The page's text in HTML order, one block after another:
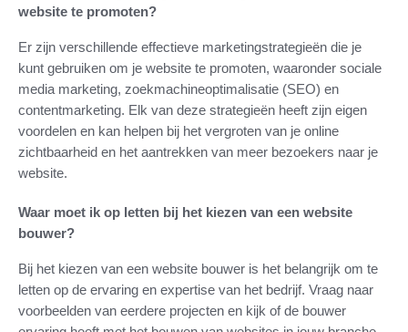
website te promoten?
Er zijn verschillende effectieve marketingstrategieën die je
kunt gebruiken om je website te promoten, waaronder sociale
media marketing, zoekmachineoptimalisatie (SEO) en
contentmarketing. Elk van deze strategieën heeft zijn eigen
voordelen en kan helpen bij het vergroten van je online
zichtbaarheid en het aantrekken van meer bezoekers naar je
website.
Waar moet ik op letten bij het kiezen van een website
bouwer?
Bij het kiezen van een website bouwer is het belangrijk om te
letten op de ervaring en expertise van het bedrijf. Vraag naar
voorbeelden van eerdere projecten en kijk of de bouwer